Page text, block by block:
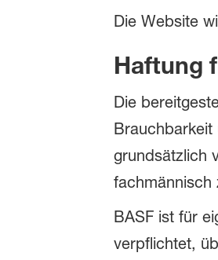
Die Website
Haftung
Die
Brauchbarkeit
grundsätzlich
fachmännisch
BASF ist für
verpflichtet,